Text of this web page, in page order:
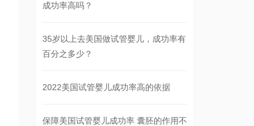
成功率高吗？
35岁以上去美国做试管婴儿，成功率有
百分之多少？
2022美国试管婴儿成功率高的依据
保障美国试管婴儿成功率 囊胚的作用不